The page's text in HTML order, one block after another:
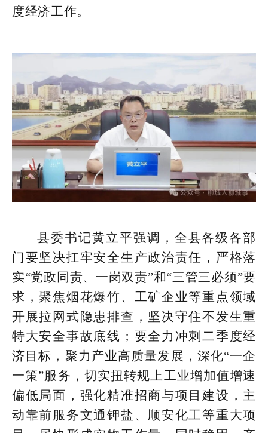
度经济工作。
县委书记黄立平强调，全县各级各部
门要坚决扛牢安全生产政治责任，严格落
实“党政同责、一岗双责”和“三管三必须”要
求，聚焦烟花爆竹、工矿企业等重点领域
开展拉网式隐患排查，坚决守住不发生重
特大安全事故底线；要全力冲刺二季度经
济目标，聚力产业高质量发展，深化“一企
一策”服务，切实扭转规上工业增加值增速
偏低局面，强化精准招商与项目建设，主
动靠前服务文通钾盐、顺安化工等重大项